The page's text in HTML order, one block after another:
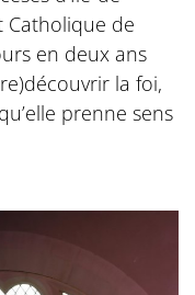
Catholique de
en deux ans
la foi,
prenne sens